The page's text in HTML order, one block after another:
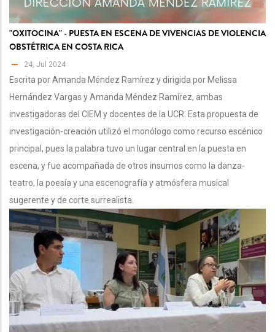
"OXITOCINA" - PUESTA EN ESCENA DE VIVENCIAS DE VIOLENCIA
OBSTÉTRICA EN COSTA RICA
24, Jul 2024
Escrita por Amanda Méndez Ramírez y dirigida por Melissa
Hernández Vargas y Amanda Méndez Ramírez, ambas
investigadoras del CIEM y docentes de la UCR. Esta propuesta de
investigación-creación utilizó el monólogo como recurso escénico
principal, pues la palabra tuvo un lugar central en la puesta en
escena, y fue acompañada de otros insumos como la danza-
teatro, la poesía y una escenografía y atmósfera musical
sugerente y de corte surrealista.